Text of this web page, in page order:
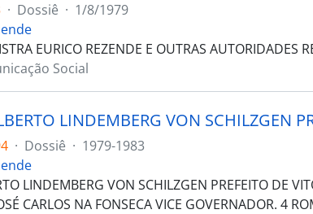
· Dossiê · 1/8/1979
EURICO REZENDE E OUTRAS AUTORIDADES
Social
· Dossiê · 1979-1983
LINDEMBERG VON SCHILZGEN PREFEITO DE
CARLOS NA FONSECA VICE GOVERNADOR. 4